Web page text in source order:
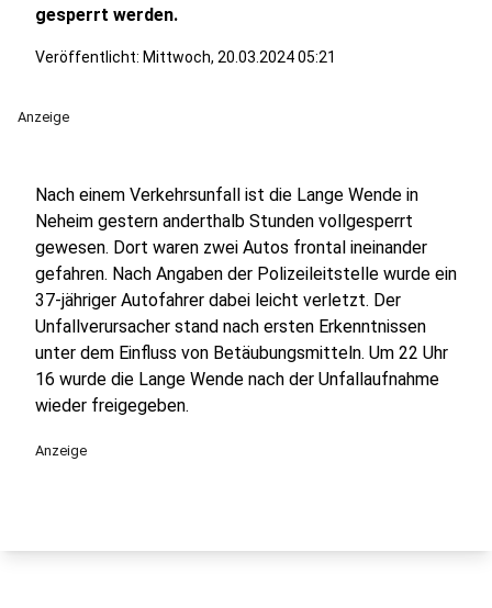
gesperrt werden.
Veröffentlicht: Mittwoch, 20.03.2024 05:21
Anzeige
Nach einem Verkehrsunfall ist die Lange Wende in
Neheim gestern anderthalb Stunden vollgesperrt
gewesen. Dort waren zwei Autos frontal ineinander
gefahren. Nach Angaben der Polizeileitstelle wurde ein
37-jähriger Autofahrer dabei leicht verletzt. Der
Unfallverursacher stand nach ersten Erkenntnissen
unter dem Einfluss von Betäubungsmitteln. Um 22 Uhr
16 wurde die Lange Wende nach der Unfallaufnahme
wieder freigegeben.
Anzeige